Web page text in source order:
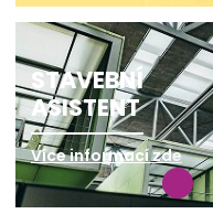
STAVEBNÍ
ASISTENT
Více informací zde